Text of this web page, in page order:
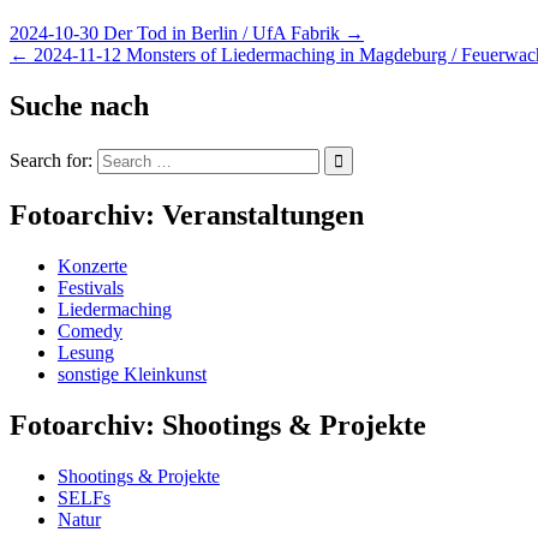
2024-10-30 Der Tod in Berlin / UfA Fabrik →
← 2024-11-12 Monsters of Liedermaching in Magdeburg /
Suche nach
Search for:
Fotoarchiv: Veranstaltungen
Konzerte
Festivals
Liedermaching
Comedy
Lesung
sonstige Kleinkunst
Fotoarchiv: Shootings & Projekte
Shootings & Projekte
SELFs
Natur